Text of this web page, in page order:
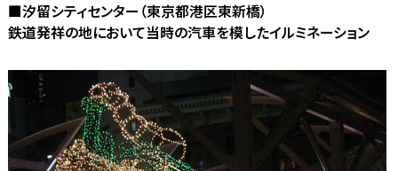
■汐留シティセンター（東京都港区東新橋）
鉄道発祥の地において当時の汽車を模したイルミネーション